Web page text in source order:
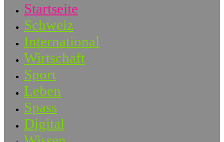
Startseite
Schweiz
International
Wirtschaft
Sport
Leben
Spass
Digital